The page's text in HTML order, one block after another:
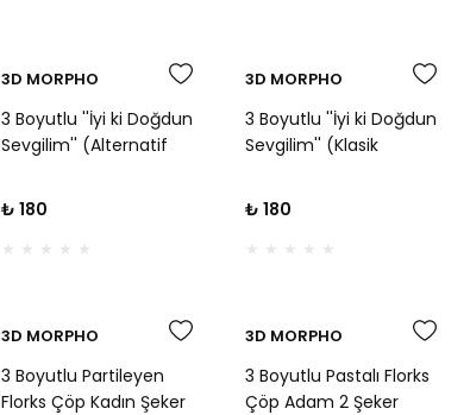
3D MORPHO
3 Boyutlu ''İyi ki Doğdun
Sevgilim'' (Alternatif
Kabartma Baskı Kalıbı -
Romantik Doğum Günü
Kurabiyeleri İçin
₺ 180
3D MORPHO
3 Boyutlu ''İyi ki Doğdun
Sevgilim'' (Klasik
Kabartma Baskı Kalıbı -
Romantik Doğum Günü
Kurabiyeleri İçin
₺ 180
3D MORPHO
3 Boyutlu Partileyen
Florks Çöp Kadın Şeker
3D MORPHO
3 Boyutlu Pastalı Florks
Çöp Adam 2 Şeker